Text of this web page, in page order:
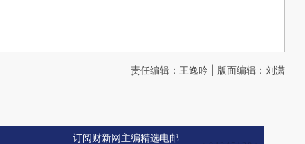
责任编辑：王逸吟 | 版面编辑：刘潇
订阅财新网主编精选电邮